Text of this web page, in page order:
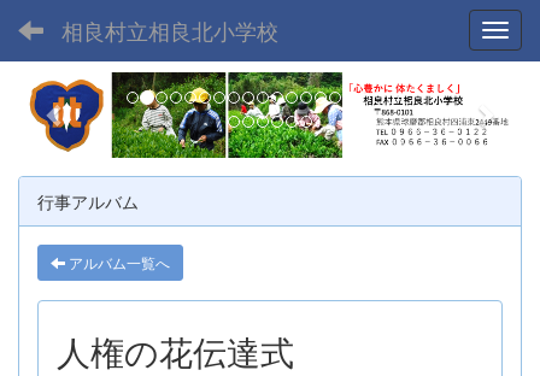
相良村立相良北小学校
p
r
e
v
i
o
u
e
x
t
行事アルバム
アルバム一覧へ
人権の花伝達式